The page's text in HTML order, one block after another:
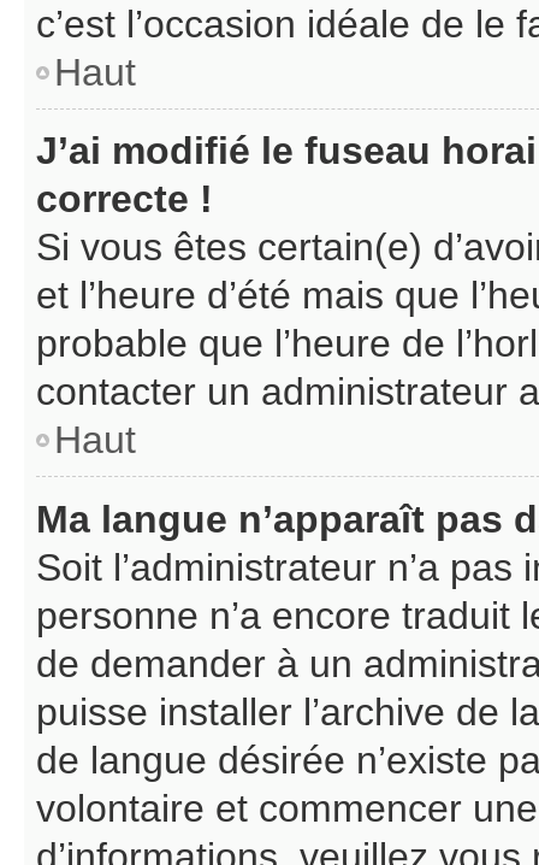
c’est l’occasion idéale de le
Haut
J’ai modifié le fuseau
correcte !
Si vous êtes certain(e)
et l’heure d’été mais que
probable que l’heure de
contacter un administrateur
Haut
Ma langue n’apparaît pas
Soit l’administrateur n’a
personne n’a encore traduit
de demander à un
puisse installer l’archive de
de langue désirée n’existe
volontaire et commencer
d’informations, veuillez